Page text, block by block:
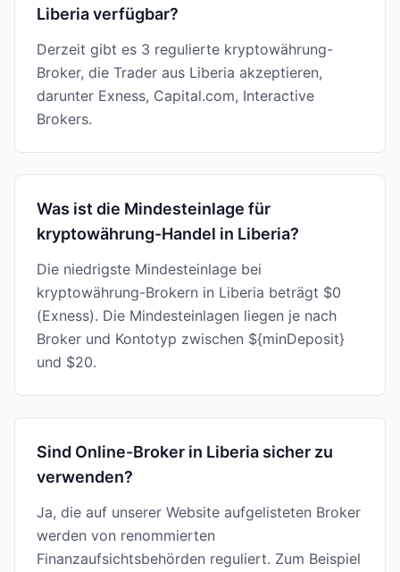
Liberia verfügbar?
Derzeit gibt es 3 regulierte kryptowährung-
Broker, die Trader aus Liberia akzeptieren,
darunter Exness, Capital.com, Interactive
Brokers.
Was ist die Mindesteinlage für
kryptowährung-Handel in Liberia?
Die niedrigste Mindesteinlage bei
kryptowährung-Brokern in Liberia beträgt $0
(Exness). Die Mindesteinlagen liegen je nach
Broker und Kontotyp zwischen ${minDeposit}
und $20.
Sind Online-Broker in Liberia sicher zu
verwenden?
Ja, die auf unserer Website aufgelisteten Broker
werden von renommierten
Finanzaufsichtsbehörden reguliert. Zum Beispiel